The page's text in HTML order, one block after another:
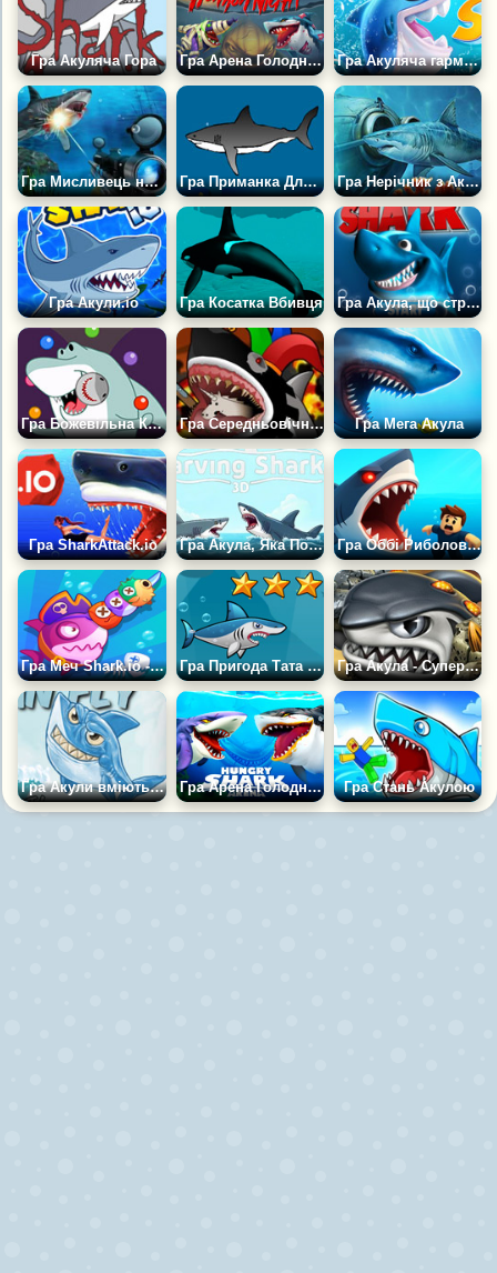
Гра Акуляча Гора Гра Арена Голодних Акул: Страшна Ніч Гра Акуляча гармата
Гра Мисливець на Акул 2 Гра Приманка Для Акули Гра Нерічник з Акулами
Гра Акули.іо Гра Косатка Вбивця Гра Акула, що стрибає
Гра Божевільна Куля Акули Гра Середньовічна Акула Гра Мега Акула
Гра SharkAttack.io Гра Акула, Яка Постійно Голодує, 3Д Гра Оббі Риболовля: Злови Мегалодона
Гра Меч Shark.io - Голодна Акула Гра Пригода Тата Акули Гра Акула - Супер Стрілець
Гра Акули вміють літати Гра Арена Голодних Акул Гра Стань Акулою